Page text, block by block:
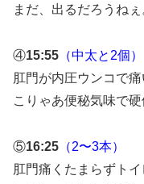
まだ、出るだろうねぇ
④15:55 （中太と2個）
肛門が内圧ウンコで痛
こりゃあ便秘気味で
⑤16:25 （2〜3本）
肛門痛くたまらずトイ